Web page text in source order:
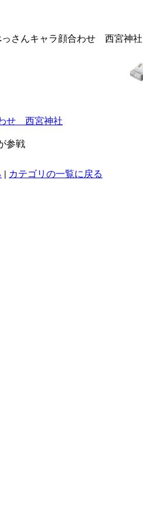
っさんキャラ顔合わせ 西宮神社
せ 西宮神社
参戦
| カテゴリの一覧に戻る